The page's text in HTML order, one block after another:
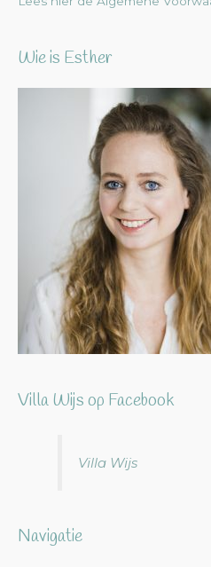
Wie is Esther
Villa Wijs op Facebook
Villa Wijs
Navigatie